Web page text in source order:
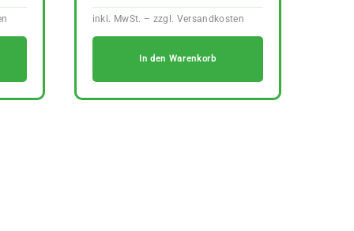
In den Warenkorb